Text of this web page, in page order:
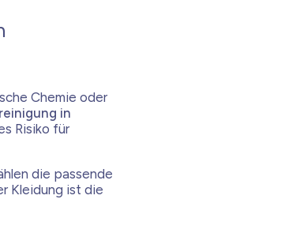
Chemie oder
in
Risiko für
die passende
Kleidung ist die